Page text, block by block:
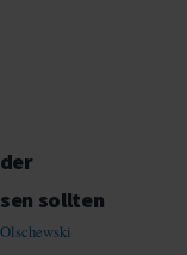
sollten